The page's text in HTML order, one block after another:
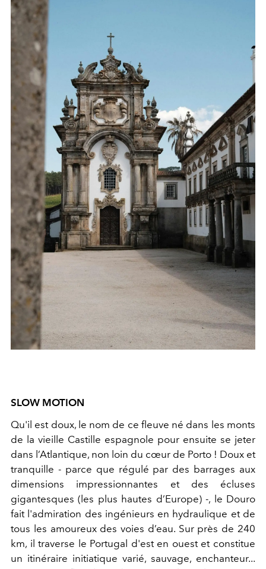
SLOW MOTION
Qu'il est doux, le nom de ce fleuve né dans les monts
de la vieille Castille espagnole pour ensuite se jeter
dans l’Atlantique, non loin du cœur de Porto ! Doux et
tranquille - parce que régulé par des barrages aux
dimensions impressionnantes et des écluses
gigantesques (les plus hautes d’Europe) -, le Douro
fait l'admiration des ingénieurs en hydraulique et de
tous les amoureux des voies d’eau. Sur près de 240
km, il traverse le Portugal d'est en ouest et constitue
un itinéraire initiatique varié, sauvage, enchanteur...